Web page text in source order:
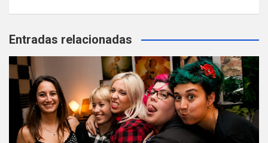
Entradas relacionadas